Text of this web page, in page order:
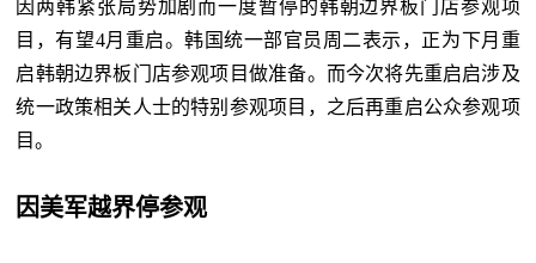
因两韩紧张局势加剧而一度暂停的韩朝边界板门店参观项
目，有望4月重启。韩国统一部官员周二表示，正为下月重
启韩朝边界板门店参观项目做准备。而今次将先重启启涉及
统一政策相关人士的特别参观项目，之后再重启公众参观项
目。
因美军越界停参观